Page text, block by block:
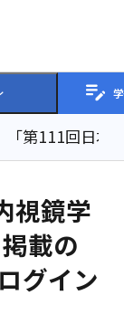
「第111回日
視鏡学
載の
グイン